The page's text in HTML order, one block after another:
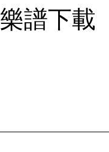
譜下載